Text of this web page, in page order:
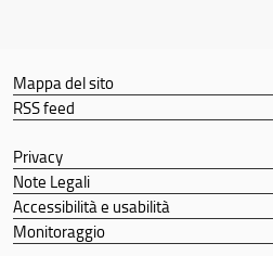
Mappa del sito
RSS feed
Privacy
Note Legali
Accessibilità e usabilità
Monitoraggio